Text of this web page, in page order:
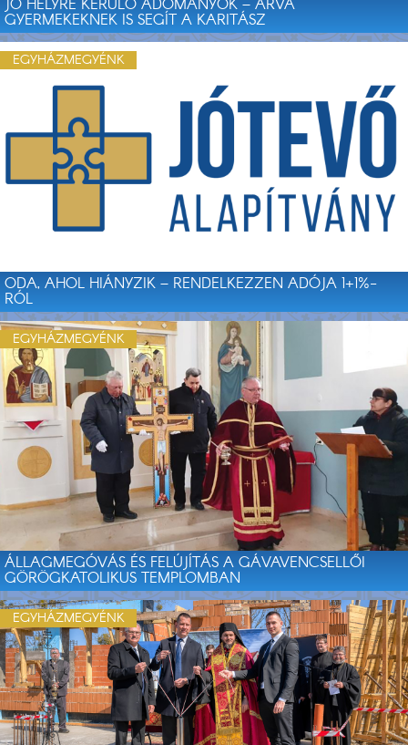
JÓ HELYRE KERÜLŐ ADOMÁNYOK – ÁRVA
GYERMEKEKNEK IS SEGÍT A KARITÁSZ
ODA, AHOL HIÁNYZIK – RENDELKEZZEN ADÓJA 1+1%-
RÓL
EGYHÁZMEGYÉNK
ÁLLAGMEGÓVÁS ÉS FELÚJÍTÁS A GÁVAVENCSELLŐI
GÖRÖGKATOLIKUS TEMPLOMBAN
EGYHÁZMEGYÉNK
EGYHÁZMEGYÉNK